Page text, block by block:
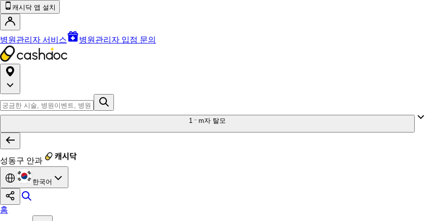
캐시닥 앱 설치
병원관리자 서비스 병원관리자 입점 문의
1 m자 탈모
성동구 안과
한국어
홈